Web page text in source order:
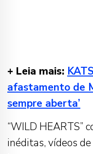
+ Leia mais:
afastamento de
sempre aberta’
“WILD HEARTS”
inéditas, vídeos